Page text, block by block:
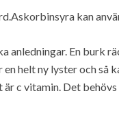
kan
anledningar. En burk
helt ny lyster och så
c vitamin. Det behövs